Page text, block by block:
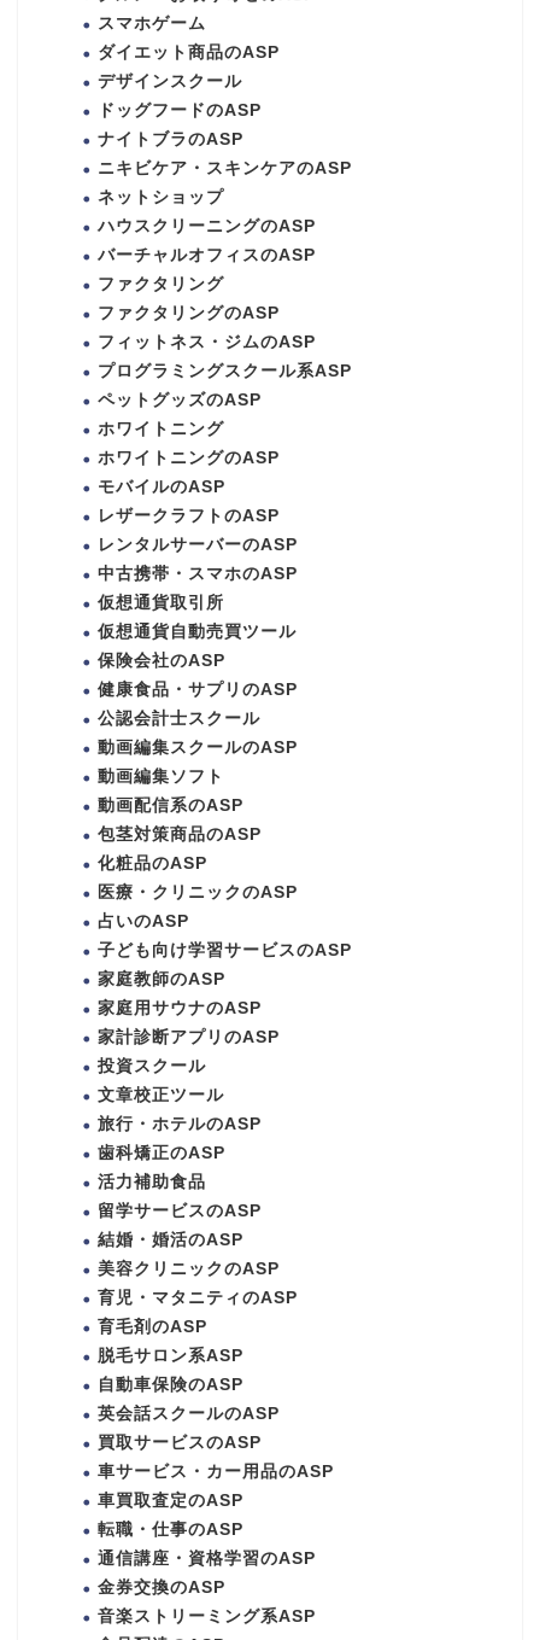
スマホゲーム
ダイエット商品のASP
デザインスクール
ドッグフードのASP
ナイトブラのASP
ニキビケア・スキンケアのASP
ネットショップ
ハウスクリーニングのASP
バーチャルオフィスのASP
ファクタリング
ファクタリングのASP
フィットネス・ジムのASP
プログラミングスクール系ASP
ペットグッズのASP
ホワイトニング
ホワイトニングのASP
モバイルのASP
レザークラフトのASP
レンタルサーバーのASP
中古携帯・スマホのASP
仮想通貨取引所
仮想通貨自動売買ツール
保険会社のASP
健康食品・サプリのASP
公認会計士スクール
動画編集スクールのASP
動画編集ソフト
動画配信系のASP
包茎対策商品のASP
化粧品のASP
医療・クリニックのASP
占いのASP
子ども向け学習サービスのASP
家庭教師のASP
家庭用サウナのASP
家計診断アプリのASP
投資スクール
文章校正ツール
旅行・ホテルのASP
歯科矯正のASP
活力補助食品
留学サービスのASP
結婚・婚活のASP
美容クリニックのASP
育児・マタニティのASP
育毛剤のASP
脱毛サロン系ASP
自動車保険のASP
英会話スクールのASP
買取サービスのASP
車サービス・カー用品のASP
車買取査定のASP
転職・仕事のASP
通信講座・資格学習のASP
金券交換のASP
音楽ストリーミング系ASP